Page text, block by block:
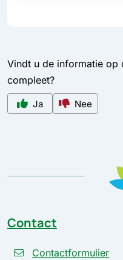
Vindt u de informatie op
compleet?
Ja Nee
Contact
Contactformulier